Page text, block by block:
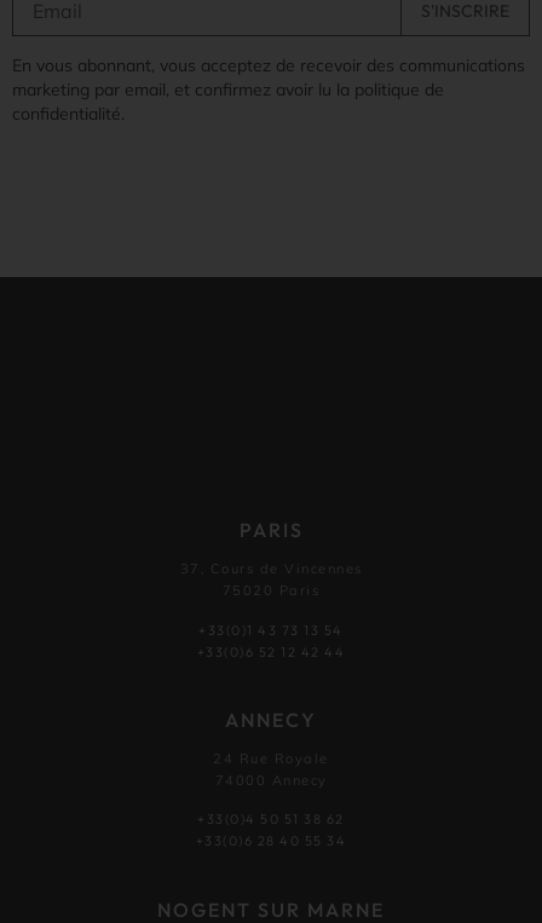
En vous abonnant, vous acceptez de recevoir des communications
marketing par email, et confirmez avoir lu la politique de
confidentialité.
PARIS
37, Cours de Vincennes
75020 Paris
+33(0)1 43 73 13 54
+33(0)6 52 12 42 44
ANNECY
24 Rue Royale
74000 Annecy
+33(0)4 50 51 38 62
+33(0)6 28 40 55 34
NOGENT SUR MARNE